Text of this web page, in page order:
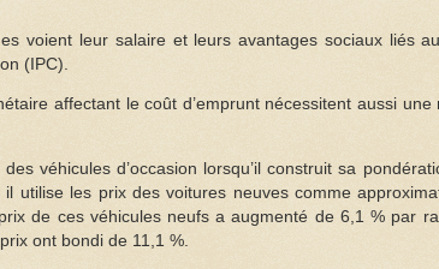
voient leur salaire et leurs avantages sociaux liés
(IPC).
affectant le coût d’emprunt nécessitent aussi une
véhicules d’occasion lorsqu’il construit sa
il utilise les prix des voitures neuves comme
de ces véhicules neufs a augmenté de 6,1 % par
ont bondi de 11,1 %.